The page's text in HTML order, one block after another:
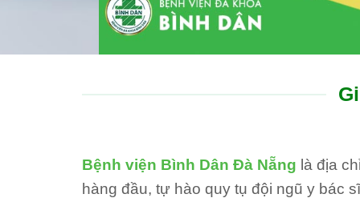
Bệnh viện Bình Dân Đà Nẵng là địa
hàng đầu, tự hào quy tụ đội ngũ y bác